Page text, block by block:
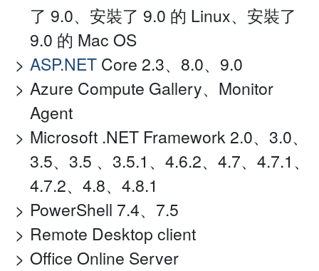
了 9.0、安裝了 9.0 的 Linux、安裝了
9.0 的 Mac OS
ASP.NET Core 2.3、8.0、9.0
Azure Compute Gallery、Monitor
Agent
Microsoft .NET Framework 2.0、3.0、
3.5、3.5 、3.5.1、4.6.2、4.7、4.7.1、
4.7.2、4.8、4.8.1
PowerShell 7.4、7.5
Remote Desktop client
Office Online Server